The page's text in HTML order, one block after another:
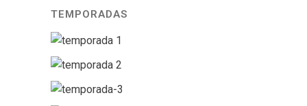
TEMPORADAS